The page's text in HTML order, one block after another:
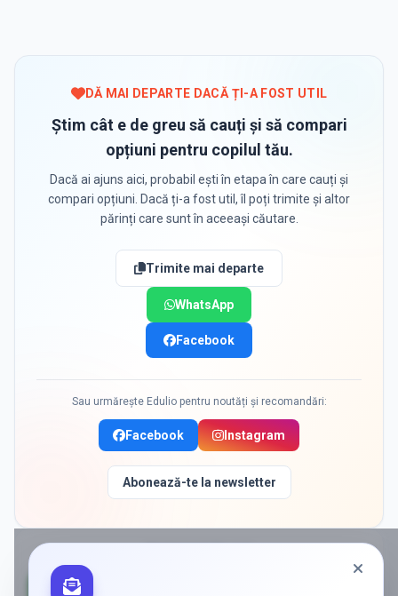
DĂ MAI DEPARTE DACĂ ȚI-A FOST UTIL
Știm cât e de greu să cauți și să compari
opțiuni pentru copilul tău.
Dacă ai ajuns aici, probabil ești în etapa în care cauți și
compari opțiuni. Dacă ți-a fost util, îl poți trimite și altor
părinți care sunt în aceeași căutare.
Trimite mai departe
WhatsApp
Facebook
Sau urmărește Edulio pentru noutăți și recomandări:
Facebook Instagram
Abonează-te la newsletter